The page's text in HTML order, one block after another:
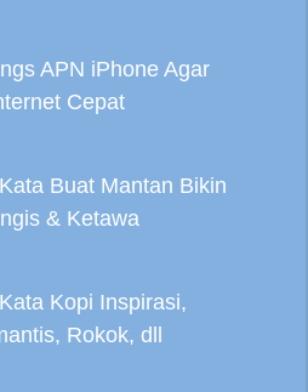
APN iPhone Agar
Cepat
Buat Mantan Bikin
& Ketawa
Kopi Inspirasi,
Rokok, dll